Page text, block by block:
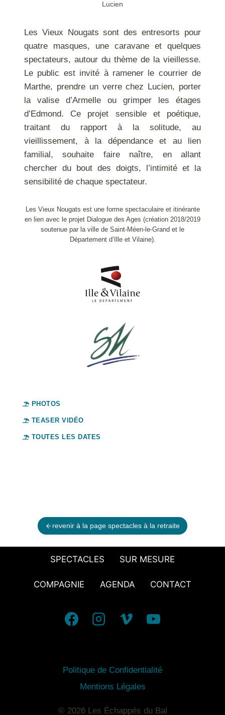
Lucien
Les Vieux Nougats sont des entresorts pour
quatre masques, une caravane et quelques
spectateurs, autour du thème de la vieillesse.
Le public est invité à ramener le courrier de
Marthe, prendre un verre chez Lucien, porter
la valise d’Armelle ou grimper les étages
d’Edmond. Ce projet sensible et poétique,
traitant du rapport à la solitude, au
vieillissement, à la dépendance et au lien
familial, souhaite faire naître, en allant
chercher du bout des doigts, l’intimité et la
sensibilité de chaque spectateur.
Les Vieux Nougats est une forme spectaculaire et itinérante
en lien avec le projet Dialogue des Ages (création 2018/2019
soutenue par la ville de Saint-Méen-le-Grand et le
Département d’Ille et Vilaine).
PHOTOS
TEASER VIDÉO
TOUTES LES DATES
revenir à la page spectacles à la retraite
SPECTACLES SUR MESURE
COMPAGNIE AGENDA CONTACT
Politique de Confidentialité
Mentions Légales
© 2026 Les Échappés du Bal